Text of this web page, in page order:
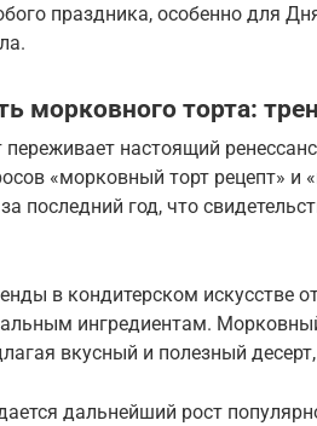
праздника, особенно для
морковного торта:
настоящий
«морковный торт рецепт» и
последний год, что
в кондитерском искусстве
ингредиентам.
вкусный и полезный
дальнейший рост